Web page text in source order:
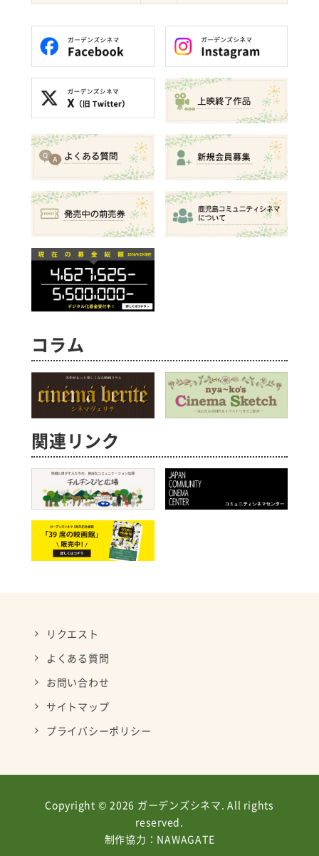
コラム
関連リンク
リクエスト
よくある質問
お問い合わせ
サイトマップ
プライバシーポリシー
Copyright © 2026 ガーデンズシネマ. All rights
reserved.
制作協力： NAWAGATE